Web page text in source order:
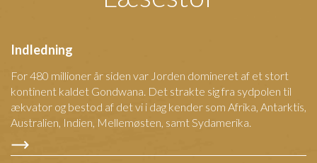
Indledning
For 480 millioner år siden var Jorden domineret af et stort
kontinent kaldet Gondwana. Det strakte sig fra sydpolen til
ækvator og bestod af det vi i dag kender som Afrika, Antarktis,
Australien, Indien, Mellemøsten, samt Sydamerika.